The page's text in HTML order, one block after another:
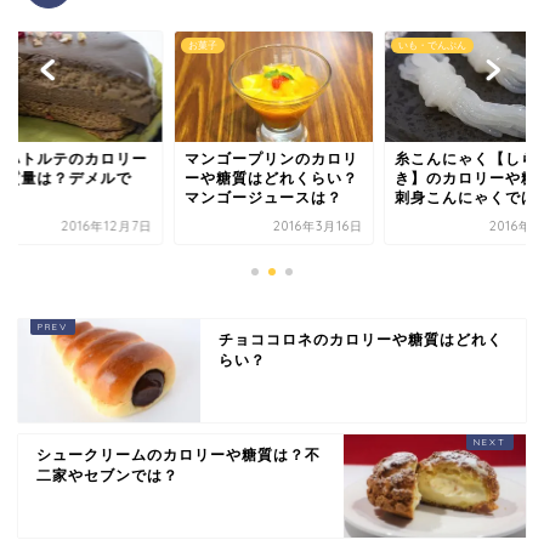
ハトルテのカロリー
質量は？デメルで
2016年12月7日
お菓子
マンゴープリンのカロリ
ーや糖質はどれくらい？
マンゴージュースは？
2016年3月16日
いも・でんぷん
糸こんにゃく【しら
き】のカロリーや糖
刺身こんにゃくでは
2016年6
チョココロネのカロリーや糖質はどれく
らい？
シュークリームのカロリーや糖質は？不
二家やセブンでは？